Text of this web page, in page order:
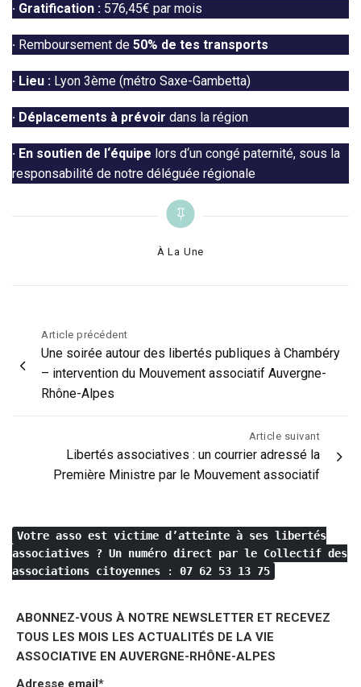
· Gratification : 576,45€ par mois
· Remboursement de 50% de tes transports
· Lieu : Lyon 3ème ( métro Saxe-Gambetta)
· Déplacements à prévoir dans la région
· En soutien de l‘équipe lors d‘un congé paternité, sous la
responsabilité de notre déléguée régionale
Categories
À La Une
Navigation
de
l’article
Article précédent
Une soirée autour des libertés publiques à Chambéry
– intervention du Mouvement associatif Auvergne-
Rhône-Alpes
Article suivant
Libertés associatives : un courrier adressé la
Première Ministre par le Mouvement associatif
Votre asso est victime d’atteinte à ses libertés
associatives ? Un numéro direct par le Collectif des
associations citoyennes : 07 62 53 13 75
ABONNEZ-VOUS À NOTRE NEWSLETTER ET RECEVEZ
TOUS LES MOIS LES ACTUALITÉS DE LA VIE
ASSOCIATIVE EN AUVERGNE-RHÔNE-ALPES
Adresse email*